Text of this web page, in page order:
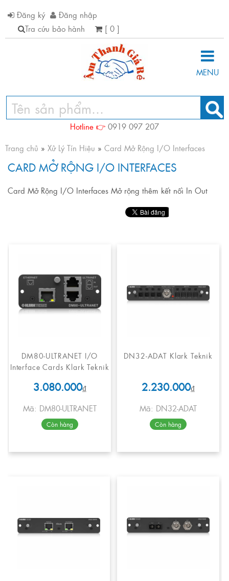
Đăng ký
Đăng nhập
Tra cứu bảo hành
[ 0 ]
MENU
Hotline 👉 0919 097 207
Trang chủ » Xử Lý Tín Hiệu » Card Mở Rộng I/O Interfaces
CARD MỞ RỘNG I/O INTERFACES
Card Mở Rộng I/O Interfaces Mở rộng thêm kết nối In Out
DM80-ULTRANET I/O
Interface Cards Klark Teknik
3.080.000₫
Mã: DM80-ULTRANET
Còn hàng
DN32-ADAT Klark Teknik
2.230.000₫
Mã: DN32-ADAT
Còn hàng